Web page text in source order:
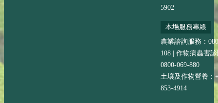
5902
本場服務專線
農業諮詢服務：
108 | 作物病蟲害
0800-069-880
土壤及作物營養：
853-4914